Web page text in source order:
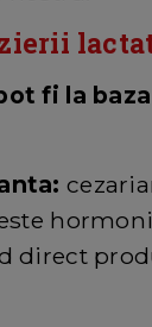
fi la
direct